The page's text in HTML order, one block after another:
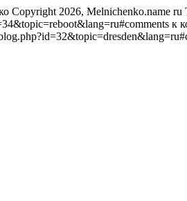
Copyright 2026, Melnichenko.name ru
к